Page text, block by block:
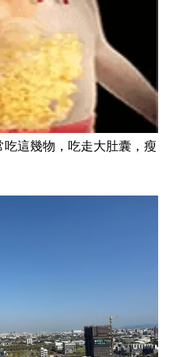
這幾物，吃走大肚囊，瘦